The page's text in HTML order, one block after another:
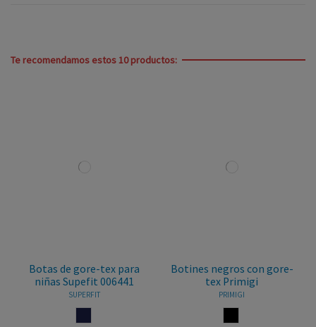
Te recomendamos estos 10 productos:
Botas de gore-tex para
niñas Supefit 006441
SUPERFIT
Botines negros con gore-
tex Primigi
PRIMIGI